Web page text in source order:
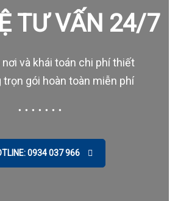
TƯ VẤN 24/7
và khái toán chi phí thiết
trọn gói hoàn toàn miễn phí
0934 037 966